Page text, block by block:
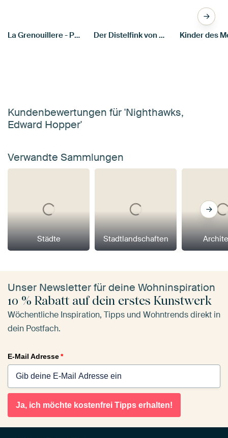
La Grenouillere - Pierre-Auguste Renoir Der Distelfink von Carel Fabritius
Kundenbewertungen für 'Nighthawks,
Edward Hopper'
Verwandte Sammlungen
Städte Stadtlandschaften
Unser Newsletter für deine Wohninspiration
10 % Rabatt auf dein erstes Kunstwerk
Wöchentliche Inspiration, Tipps und Wohntrends direkt in
dein Postfach.
E-Mail Adresse*
Ja, ich möchte kostenfrei Tipps erhalten!